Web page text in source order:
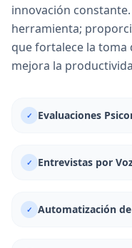
innovación
herramienta;
que fortalece la toma
mejora la
✓ Evaluaciones
✓ Entrevistas por
✓ Automatización